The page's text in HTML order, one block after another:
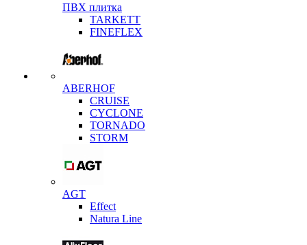
ПВХ плитка
TARKETT
FINEFLEX
ABERHOF
CRUISE
CYCLONE
TORNADO
STORM
AGT
Effect
Natura Line